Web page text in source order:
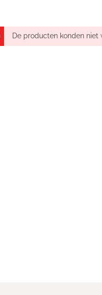
De producten konden niet